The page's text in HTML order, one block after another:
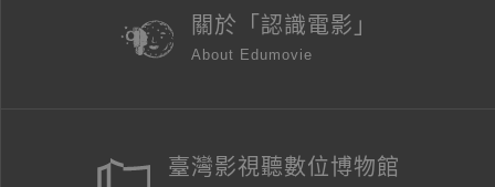
關於「認識電影」
About Edumovie
臺灣影視聽數位博物館